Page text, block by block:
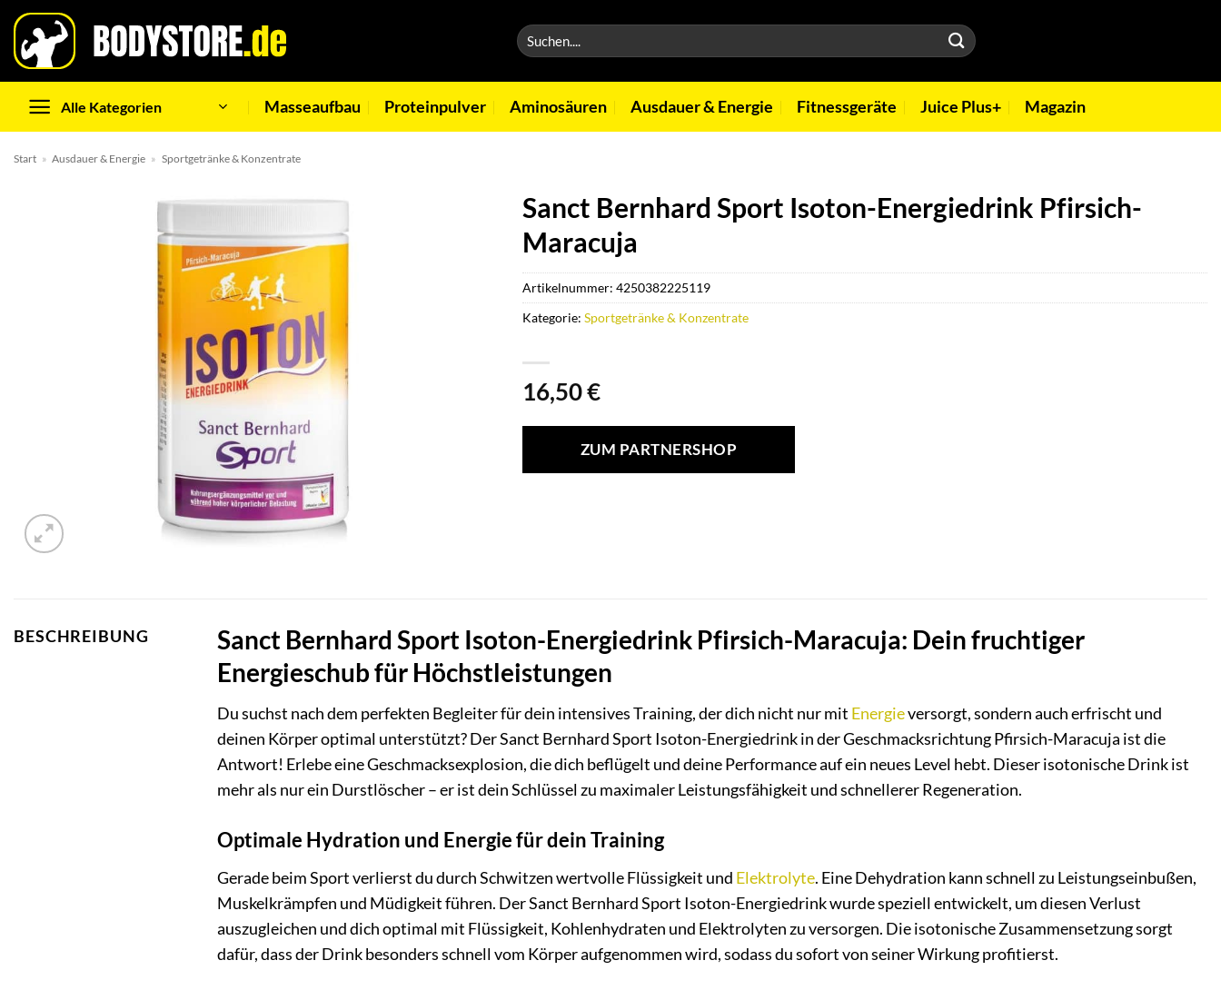
Zum
Inhalt
springen
Suchen
nach:
Alle Kategorien Masseaufbau Proteinpulver Aminosäuren Ausdauer & Energie Fitnessgeräte Juice Plus+ Magazin
Start » Ausdauer & Energie » Sportgetränke & Konzentrate
Sanct Bernhard Sport Isoton-Energiedrink Pfirsich-
Maracuja
16,50€
ZUM PARTNERSHOP
Artikelnummer: 4250382225119
Kategorie: Sportgetränke & Konzentrate
BESCHREIBUNG
Sanct Bernhard Sport Isoton-Energiedrink Pfirsich-Maracuja: Dein fruchtiger
Energieschub für Höchstleistungen
Du suchst nach dem perfekten Begleiter für dein intensives Training, der dich nicht nur mit Energieversorgt, sondern auch erfrischt und
deinen Körper optimal unterstützt? Der Sanct Bernhard Sport Isoton-Energiedrink in der Geschmacksrichtung Pfirsich-Maracuja ist die
Antwort! Erlebe eine Geschmacksexplosion, die dich beflügelt und deine Performance auf ein neues Level hebt. Dieser isotonische Drink ist
mehr als nur ein Durstlöscher – er ist dein Schlüssel zu maximaler Leistungsfähigkeit und schnellerer Regeneration.
Optimale Hydration und Energie für dein Training
Gerade beim Sport verlierst du durch Schwitzen wertvolle Flüssigkeit und Elektrolyte. Eine Dehydration kann schnell zu Leistungseinbußen,
Muskelkrämpfen und Müdigkeit führen. Der Sanct Bernhard Sport Isoton-Energiedrink wurde speziell entwickelt, um diesen Verlust
auszugleichen und dich optimal mit Flüssigkeit, Kohlenhydraten und Elektrolyten zu versorgen. Die isotonische Zusammensetzung sorgt
dafür, dass der Drink besonders schnell vom Körper aufgenommen wird, sodass du sofort von seiner Wirkung profitierst.